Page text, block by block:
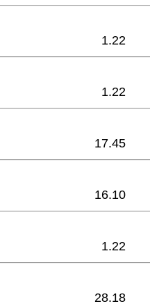
1.22
1.22
17.45
16.10
1.22
28.18